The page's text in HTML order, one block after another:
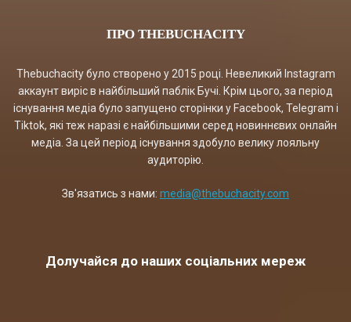
ПРО THEBUCHACITY
Thebuchacity було створено у 2015 році. Невеликий Instagram
аккаунт виріс в найбільший паблік Бучі. Крім цього, за період
існування медіа було запущено сторінки у Facebook, Telegram і
Tiktok, які теж наразі є найбільшими серед новиннєвих онлайн
медіа. За цей період існування здобуло велику лояльну
аудиторію.
Зв'язатись з нами: media@thebuchacity.com
Долучайся до наших соціальних мереж